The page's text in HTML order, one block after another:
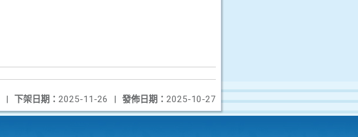
發佈日期： 2025-10-27
下架日期： 2025-11-26 |
|